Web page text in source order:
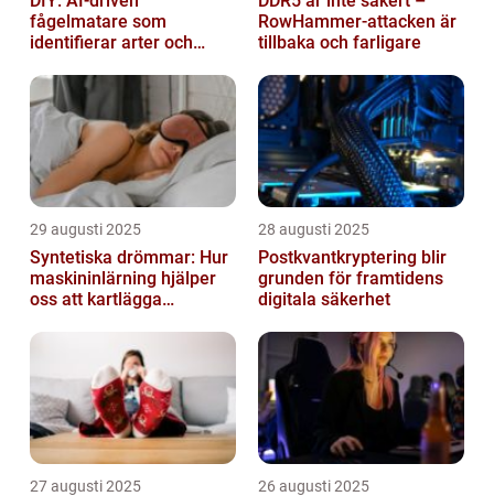
fågelmatare som
identifierar arter och
mobilen
RowHammer-attacken är
tillbaka och farligare
29 augusti 2025
Syntetiska drömmar: Hur
maskininlärning hjälper
oss att kartlägga
28 augusti 2025
Postkvantkryptering blir
grunden för framtidens
digitala säkerhet
27 augusti 2025 26 augusti 2025